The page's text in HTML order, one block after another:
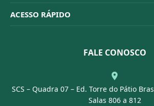
Organograma
Conselheiros
Código de Ética
Dúvidas Frequentes
Resoluções
ACESSO RÁPIDO
Portal Transparência
FALE CONOSCO
SCS – Quadra 07 – Ed. Torre do Pátio
Salas 806 a 812